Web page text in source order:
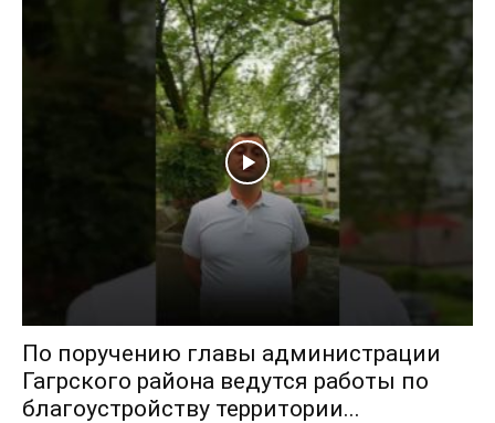
По поручению главы администрации
Гагрского района ведутся работы по
благоустройству территории...